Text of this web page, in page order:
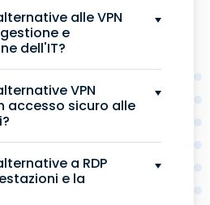
alle VPN
e
dell'IT?
VPN
accesso sicuro alle
a RDP
e la